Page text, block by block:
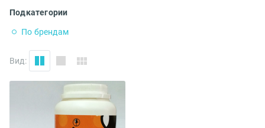
Подкатегории
По брендам
Вид: